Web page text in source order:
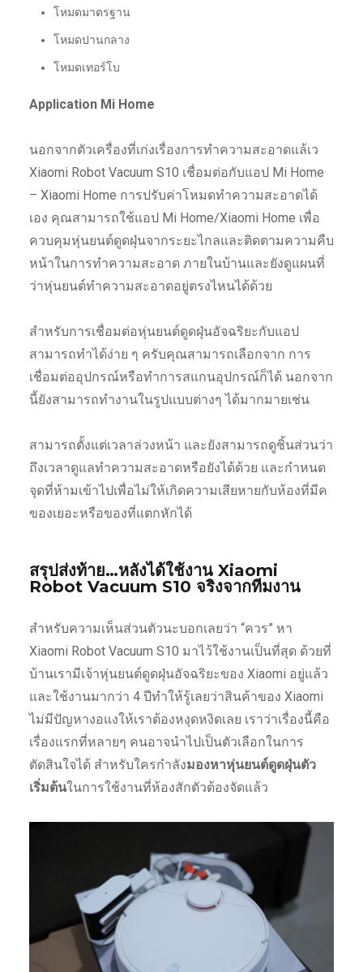
โหมดมาตรฐาน
โหมดปานกลาง
โหมดเทอร์โบ
Application Mi Home
นอกจากตัวเครื่องที่เก่งเรื่องการทำความสะอาดแล้เว
Xiaomi Robot Vacuum S10 เชื่อมต่อกับแอป Mi Home
– Xiaomi Home การปรับค่าโหมดทำความสะอาดได้
เอง คุณสามารถใช้แอป Mi Home/Xiaomi Home เพื่อ
ควบคุมหุ่นยนต์ดูดฝุ่นจากระยะไกลและติดตามความคืบ
หน้าในการทำความสะอาด ภายในบ้านและยังดูแผนที่
ว่าหุ่นยนต์ทำความสะอาดอยู่ตรงไหนได้ด้วย
สำหรับการเชื่อมต่อหุ่นยนต์ดูดฝุ่นอัจฉริยะกับแอป
สามารถทำได้ง่าย ๆ ครับคุณสามารถเลือกจาก การ
เชื่อมต่ออุปกรณ์หรือทำการสแกนอุปกรณ์ก็ได้ นอกจาก
นี้ยังสามารถทำงานในรูปแบบต่างๆ ได้มากมายเช่น
สามารถตั้งแต่เวลาล่วงหน้า และยังสามารถดูชิ้นส่วนว่า
ถึงเวลาดูแลทำความสะอาดหรือยังได้ด้วย และกำหนด
จุดที่ห้ามเข้าไปเพื่อไม่ให้เกิดความเสียหายกับห้องที่มีค
ของเยอะหรือของที่แตกหักได้
สรุปส่งท้าย…หลังได้ใช้งาน Xiaomi
Robot Vacuum S10 จริงจากทีมงาน
สำหรับความเห็นส่วนตัวนะบอกเลยว่า “ควร” หา
Xiaomi Robot Vacuum S10 มาไว้ใช้งานเป็นที่สุด ด้วยที่
บ้านเรามีเจ้าหุ่นยนต์ดูดฝุ่นอัจฉริยะของ Xiaomi อยู่แล้ว
และใช้งานมากว่า 4 ปีทำให้รู้เลยว่าสินค้าของ Xiaomi
ไม่มีปัญหางอแงให้เราต้องหงุดหงิดเลย เราว่าเรื่องนี้คือ
เรื่องแรกที่หลายๆ คนอาจนำไปเป็นตัวเลือกในการ
ตัดสินใจได้ สำหรับใครกำลังมองหาหุ่นยนต์ดูดฝุ่นตัว
เริ่มต้นในการใช้งานที่ห้องสักตัวต้องจัดแล้ว